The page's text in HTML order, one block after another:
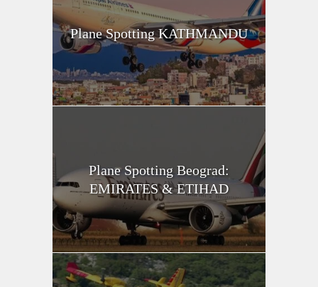
Plane Spotting KATHMANDU
Plane Spotting Beograd:
EMIRATES & ETIHAD